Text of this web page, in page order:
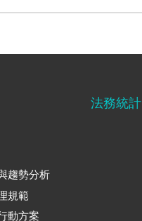
趨勢分析
規範
動方案
法務統計